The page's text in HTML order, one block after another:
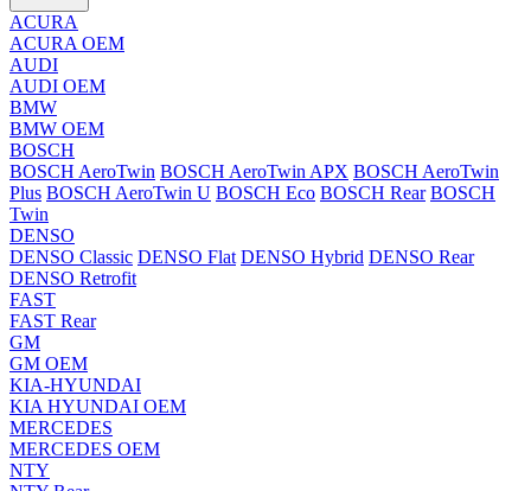
ACURA
ACURA OEM
AUDI
AUDI OEM
BMW
BMW OEM
BOSCH
BOSCH AeroTwin BOSCH AeroTwin APX BOSCH AeroTwin
Plus BOSCH AeroTwin U BOSCH Eco BOSCH Rear BOSCH
Twin
DENSO
DENSO Classic DENSO Flat DENSO Hybrid DENSO Rear
DENSO Retrofit
FAST
FAST Rear
GM
GM OEM
KIA-HYUNDAI
KIA HYUNDAI OEM
MERCEDES
MERCEDES OEM
NTY